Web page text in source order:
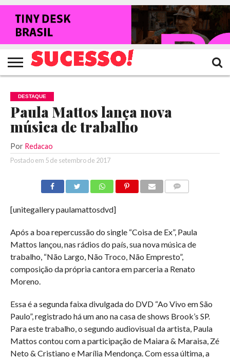
HOME
NOTÍCIAS
SHOWS
ENTREVISTAS
CLIQUES
RANKING
CROWLEY
TV
SUCESSO!
REVISTA
SUCESSO!
DESTAQUE
Paula Mattos lança nova
música de trabalho
Por Redacao
Postado em 5 de setembro de 2017
[unitegallery paulamattosdvd]
Após a boa repercussão do single “Coisa de Ex”, Paula
Mattos lançou, nas rádios do país, sua nova música de
trabalho, “Não Largo, Não Troco, Não Empresto”,
composição da própria cantora em parceria a Renato
Moreno.
Essa é a segunda faixa divulgada do DVD “Ao Vivo em São
Paulo”, registrado há um ano na casa de shows Brook’s SP.
Para este trabalho, o segundo audiovisual da artista, Paula
Mattos contou com a participação de Maiara & Maraisa, Zé
Neto & Cristiano e Marília Mendonça. Com essa última, a